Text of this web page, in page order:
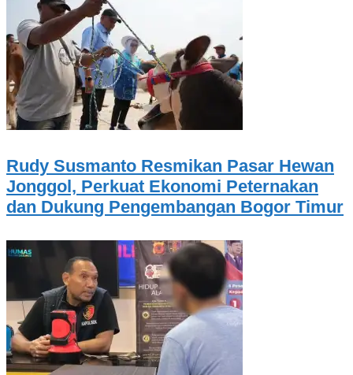
Rudy Susmanto Resmikan Pasar Hewan
Jonggol, Perkuat Ekonomi Peternakan
dan Dukung Pengembangan Bogor Timur